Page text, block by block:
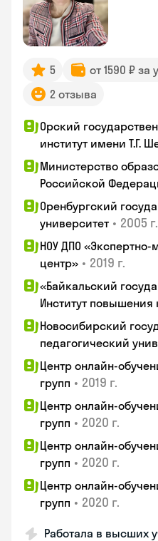
5 от 1590 ₽ за
2 отзыва
Орский
институт имени Т.Г.
Министерство
Российской
Оренбургский
университет • 2005 г.
НОУ ДПО
центр» • 2019 г.
«Байкальский
Институт
Новосибирский
педагогический
Центр онлайн-
групп • 2019 г.
Центр онлайн-
групп • 2020 г.
Центр онлайн-
групп • 2020 г.
Центр онлайн-
групп • 2020 г.
Работала в высших